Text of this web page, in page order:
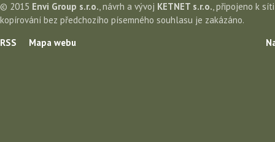
© 2015 Envi Group s.r.o., návrh a vývoj KETNET s.r.o., připojeno k
kopírování bez předchozího písemného souhlasu je zakázáno.
RSS
Mapa webu